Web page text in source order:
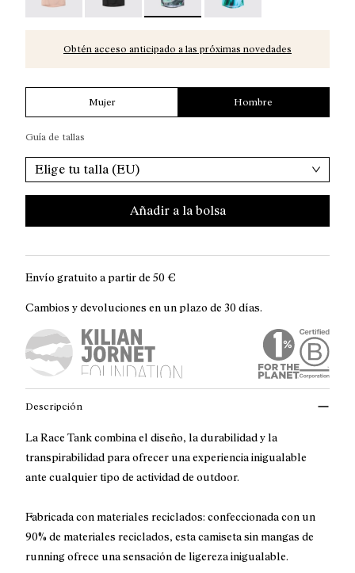
Obtén acceso anticipado a las próximas novedades
Mujer Hombre
Guía de tallas
Elige tu talla (EU)
Añadir a la bolsa
Envío gratuito a partir de 50 €
Cambios y devoluciones en un plazo de 30 días.
Descripción
La Race Tank combina el diseño, la durabilidad y la
transpirabilidad para ofrecer una experiencia inigualable
ante cualquier tipo de actividad de outdoor.
Fabricada con materiales reciclados: confeccionada con un
90% de materiales reciclados, esta camiseta sin mangas de
running ofrece una sensación de ligereza inigualable.